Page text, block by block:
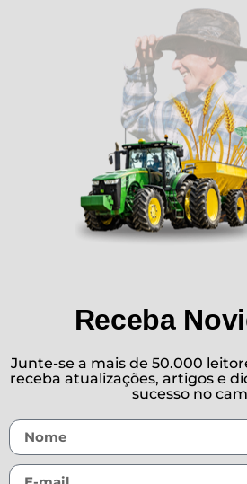
Receba
Junte-se a mais de 50.000
receba atualizações, artigos e
sucesso no